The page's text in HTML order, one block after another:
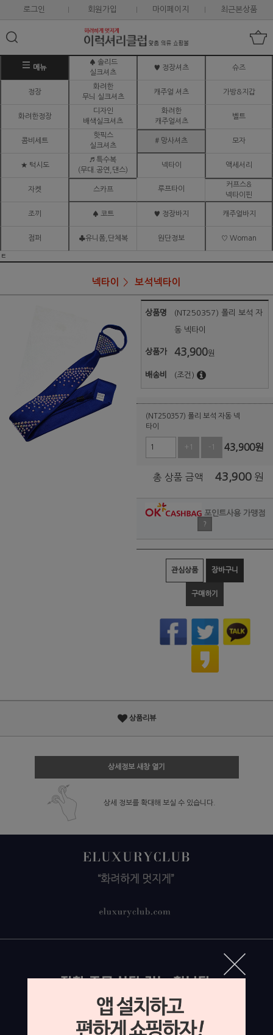
로그인 회원가입 마이페이지 최근본상품
메뉴
♠ 솔리드
실크셔츠
♥ 정장셔츠 슈즈
정장
화려한
무늬 실크셔츠
캐주얼 셔츠 가방&지갑
화려한정장
디자인
배색실크셔츠
화려한
캐주얼셔츠
벨트
콤비세트
핫픽스
실크셔츠
# 망사셔츠 모자
★ 턱시도
♬ 특수복
(무대.공연,댄스)
넥타이 액세서리
자켓 스카프 루프타이
커프스&
넥타이핀
조끼 ♠ 코트 ♥ 정장바지 캐주얼바지
점퍼 ♣유니폼,단체복 원단정보 ♡ Woman
ㅌ
넥타이 보석넥타이
상품명 (NT250357) 폴리 보석 자
동 넥타이
상품가 43,900원
배송비 (조건)
(NT250357) 폴리 보석 자동 넥
타이
+1 -1 43,900원
총 상품 금액 43,900 원
포인트사용 가맹점
?
관심상품 장바구니
구매하기
상품리뷰
상세정보 새창 열기
상세 정보를 확대해 보실 수 있습니다.